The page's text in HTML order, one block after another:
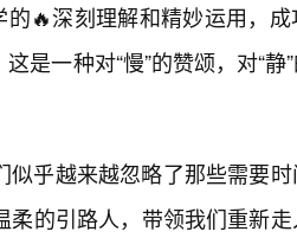
🔥深刻理解和精妙运用，
是一种对“慢”的赞颂，对“静
乎越来越忽略了那些需要
的引路人，带领我们重新